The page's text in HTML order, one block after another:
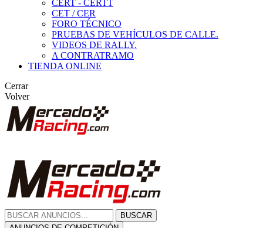
CERT - CERTT
CET / CER
FORO TÉCNICO
PRUEBAS DE VEHÍCULOS DE CALLE.
VIDEOS DE RALLY.
A CONTRATRAMO
TIENDA ONLINE
Cerrar
Volver
BUSCAR
ANUNCIOS DE COMPETICIÓN